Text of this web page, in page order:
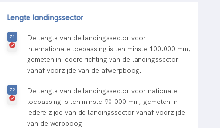
Lengte landingssector
De lengte van de landingssector voor
internationale toepassing is ten minste 100.000 mm,
gemeten in iedere richting van de landingssector
vanaf voorzijde van de afwerpboog.
De lengte van de landingssector voor nationale
toepassing is ten minste 90.000 mm, gemeten in
iedere zijde van de landingssector vanaf voorzijde
van de werpboog.